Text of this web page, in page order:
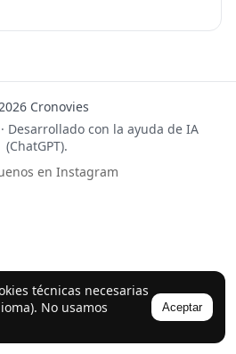
técnicas necesarias
No usamos
Aceptar
Cronovies
Desarrollado con la ayuda de IA
(ChatGPT).
en Instagram